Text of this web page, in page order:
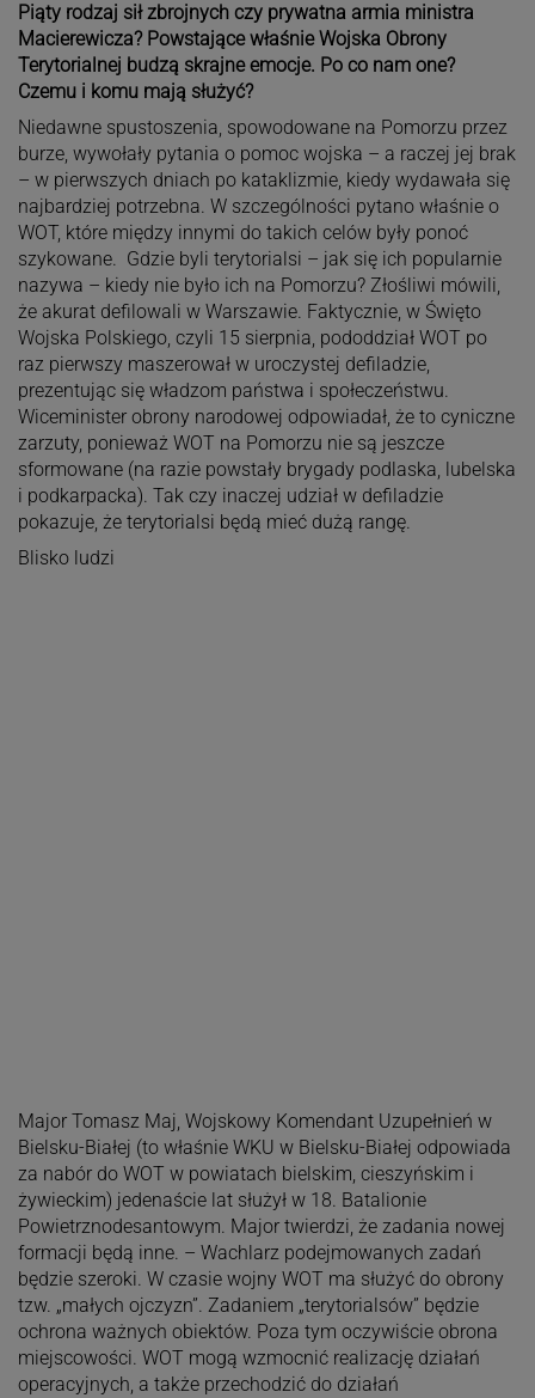
Piąty rodzaj sił zbrojnych czy prywatna armia ministra
Macierewicza? Powstające właśnie Wojska Obrony
Terytorialnej budzą skrajne emocje. Po co nam one?
Czemu i komu mają służyć?
Niedawne spustoszenia, spowodowane na Pomorzu przez
burze, wywołały pytania o pomoc wojska – a raczej jej brak
– w pierwszych dniach po kataklizmie, kiedy wydawała się
najbardziej potrzebna. W szczególności pytano właśnie o
WOT, które między innymi do takich celów były ponoć
szykowane. Gdzie byli terytorialsi – jak się ich popularnie
nazywa – kiedy nie było ich na Pomorzu? Złośliwi mówili,
że akurat defilowali w Warszawie. Faktycznie, w Święto
Wojska Polskiego, czyli 15 sierpnia, pododdział WOT po
raz pierwszy maszerował w uroczystej defiladzie,
prezentując się władzom państwa i społeczeństwu.
Wiceminister obrony narodowej odpowiadał, że to cyniczne
zarzuty, ponieważ WOT na Pomorzu nie są jeszcze
sformowane (na razie powstały brygady podlaska, lubelska
i podkarpacka). Tak czy inaczej udział w defiladzie
pokazuje, że terytorialsi będą mieć dużą rangę.
Blisko ludzi
Major Tomasz Maj, Wojskowy Komendant Uzupełnień w
Bielsku-Białej (to właśnie WKU w Bielsku-Białej odpowiada
za nabór do WOT w powiatach bielskim, cieszyńskim i
żywieckim) jedenaście lat służył w 18. Batalionie
Powietrznodesantowym. Major twierdzi, że zadania nowej
formacji będą inne. – Wachlarz podejmowanych zadań
będzie szeroki. W czasie wojny WOT ma służyć do obrony
tzw. „małych ojczyzn”. Zadaniem „terytorialsów” będzie
ochrona ważnych obiektów. Poza tym oczywiście obrona
miejscowości. WOT mogą wzmocnić realizację działań
operacyjnych, a także przechodzić do działań